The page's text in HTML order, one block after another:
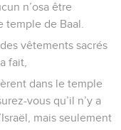
n’osa être
de Baal.
vêtements sacrés
fait,
dans le temple
vous qu’il n’y a
mais seulement